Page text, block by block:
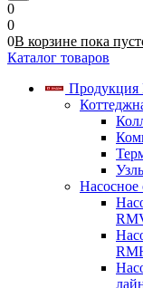
0
0
0В корзине пока
Каталог товаров
Продукция
Насосное